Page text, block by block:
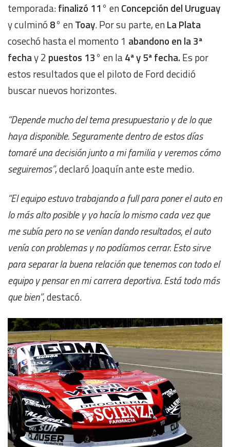
temporada:finalizó 11° enConcepción del Uruguay
y culminó 8° enToay. Por su parte, enLa Plata
cosechó hasta el momento 1 abandono en la3ª
fechay 2 puestos 13° en la4ª y 5ª fecha. Es por
estos resultados que el piloto de Ford decidió
buscar nuevos horizontes.
“Depende mucho del tema presupuestario y de lo que
haya disponible. Seguramente dentro de estos días
tomaré una decisión junto a mi familia y veremos cómo
seguiremos”, declaró Joaquín ante este medio.
“El equipo estuvo trabajando a full para poner el auto en
lo más alto posible y yo hacía lo mismo cada vez que
me subía pero no se venían dando resultados, el auto
venía con problemas y no podíamos cerrar. Esto sirve
para separar la buena relación que tenemos con todo el
equipo y pensar en mi carrera deportiva. Está todo más
que bien”, destacó.